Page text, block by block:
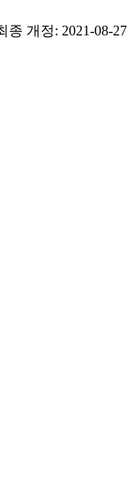
종 개정: 2021-08-27